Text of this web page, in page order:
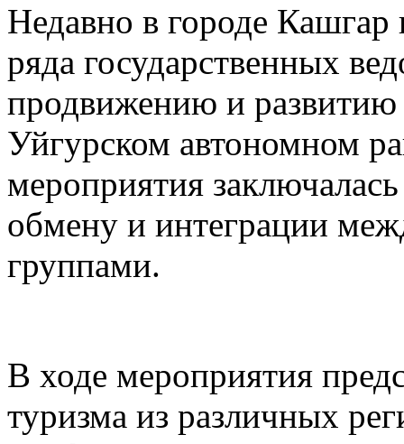
Недавно в городе Кашгар
ряда государственных
продвижению и развитию
Уйгурском автономном
мероприятия
обмену и интеграции
группами.
В ходе мероприятия
туризма из различных